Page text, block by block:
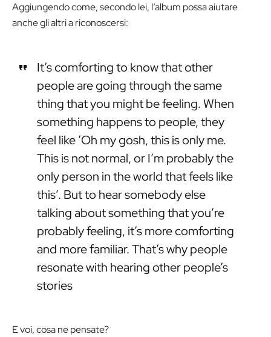
Aggiungendo come, secondo lei, l’album possa aiutare
anche gli altri a riconoscersi:
It’s comforting to know that other
people are going through the same
thing that you might be feeling. When
something happens to people, they
feel like ‘Oh my gosh, this is only me.
This is not normal, or I’m probably the
only person in the world that feels like
this’. But to hear somebody else
talking about something that you’re
probably feeling, it’s more comforting
and more familiar. That’s why people
resonate with hearing other people’s
stories
E voi, cosa ne pensate?